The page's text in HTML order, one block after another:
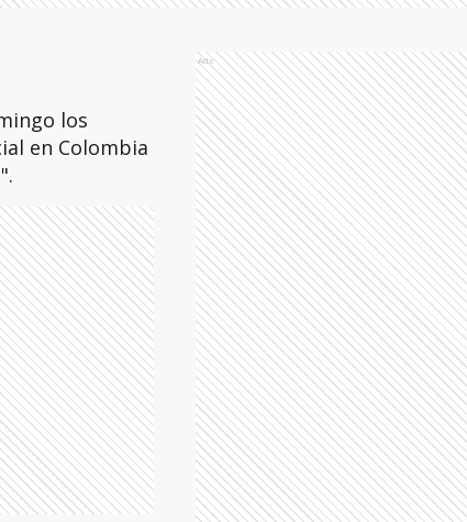
los
en Colombia
Ads